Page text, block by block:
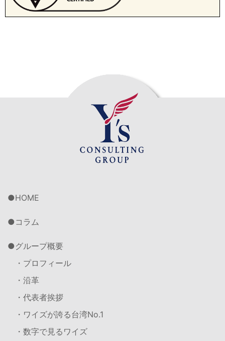
HOME
コラム
グループ概要
・プロフィール
・沿革
・代表者挨拶
・ワイズが誇る台湾No.1
・数字で見るワイズ